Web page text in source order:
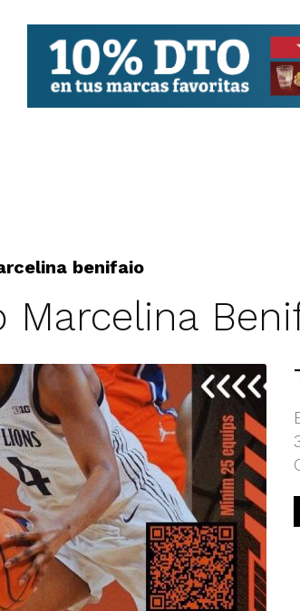
benifaio
Marcelina